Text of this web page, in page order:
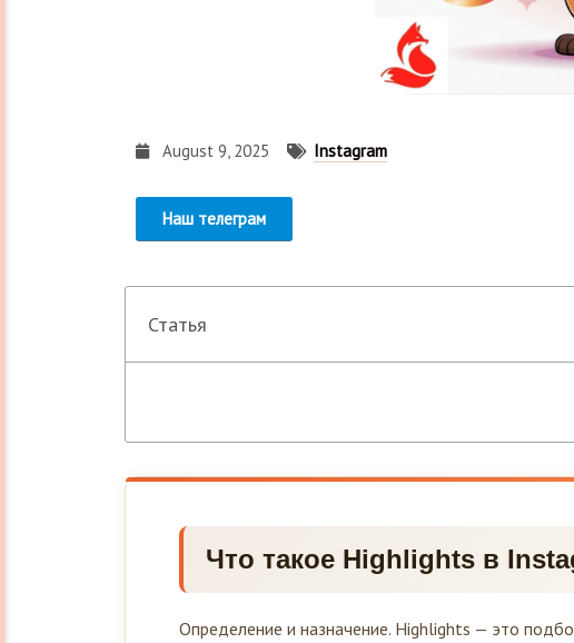
August 9, 2025 Instagram
Наш телеграм
Статья
Что такое Highlights в
Определение и назначение. Highlights — это